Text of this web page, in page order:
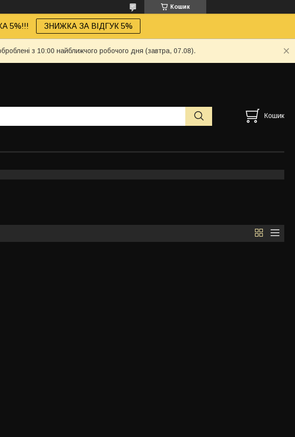
Кошик
5%!!! ЗНИЖКА ЗА ВІДГУК 5%
з 10:00 найближчого робочого дня (завтра, 07.08).
Кошик